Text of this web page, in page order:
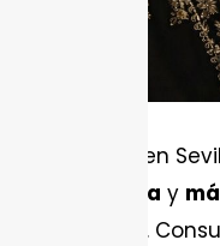
Psicóloga en
experiencia y
.